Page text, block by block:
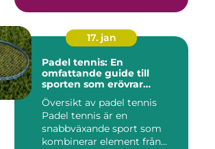
17. jan
Padel tennis: En
omfattande guide till
sporten som erövrar
världen
Översikt av padel tennis
Padel tennis är en
snabbväxande sport som
kombinerar element från